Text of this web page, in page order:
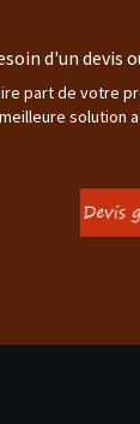
d'un devis
part de votre
meilleure solution